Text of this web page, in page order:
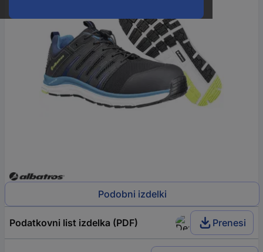
Podobni izdelki
Podatkovni list izdelka (PDF) Prenesi